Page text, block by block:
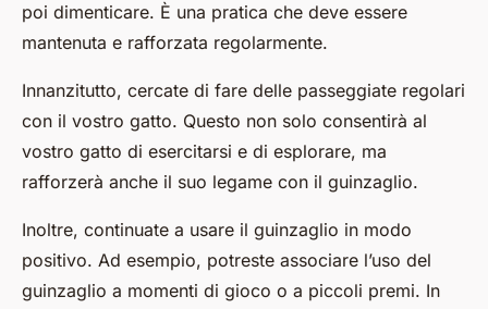
poi dimenticare. È una pratica che deve essere
mantenuta e rafforzata regolarmente.
Innanzitutto, cercate di fare delle passeggiate regolari
con il vostro gatto. Questo non solo consentirà al
vostro gatto di esercitarsi e di esplorare, ma
rafforzerà anche il suo legame con il guinzaglio.
Inoltre, continuate a usare il guinzaglio in modo
positivo. Ad esempio, potreste associare l’uso del
guinzaglio a momenti di gioco o a piccoli premi. In